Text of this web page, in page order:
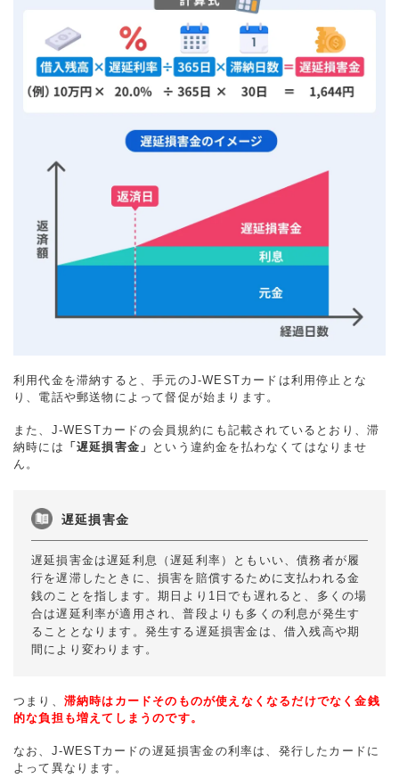
利用代金を滞納すると、手元のJ-WESTカードは利用停止とな
り、電話や郵送物によって督促が始まります。
また、J-WESTカードの会員規約にも記載されているとおり、滞
納時には 「遅延損害金」
という違約金を払わなくてはなりませ
ん。
遅延損害金
遅延損害金は遅延利息（遅延利率）ともいい、債務者が履
行を遅滞したときに、損害を賠償するために支払われる金
銭のことを指します。期日より1日でも遅れると、多くの場
合は遅延利率が適用され、普段よりも多くの利息が発生す
ることとなります。発生する遅延損害金は、借入残高や期
間により変わります。
つまり、 滞納時はカードそのものが使えなくなるだけでなく金銭
的な負担も増えてしまうのです。
なお、J-WESTカードの遅延損害金の利率は、発行したカードに
よって異なります。